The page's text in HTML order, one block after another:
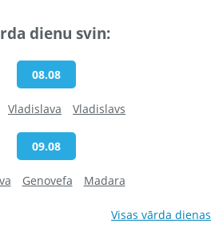
dienu svin:
08.08
Vladislava Vladislavs
09.08
Genovefa Madara
Visas vārda dienas